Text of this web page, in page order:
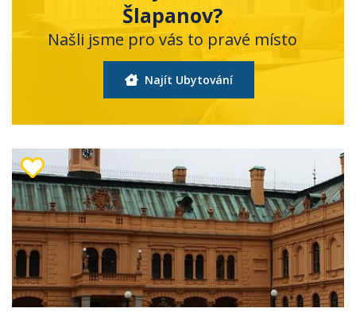
Šlapanov?
Našli jsme pro vás to pravé místo
Najít Ubytování